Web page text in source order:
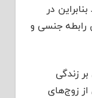
در
رابطه جنسی و
زندگی
از زوج‌های